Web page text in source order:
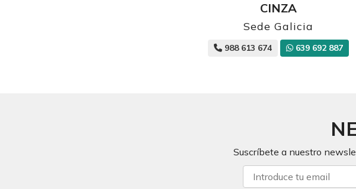
CINZA
Sede Galicia
988 613 674 639 692 887
Suscríbete a nuestro